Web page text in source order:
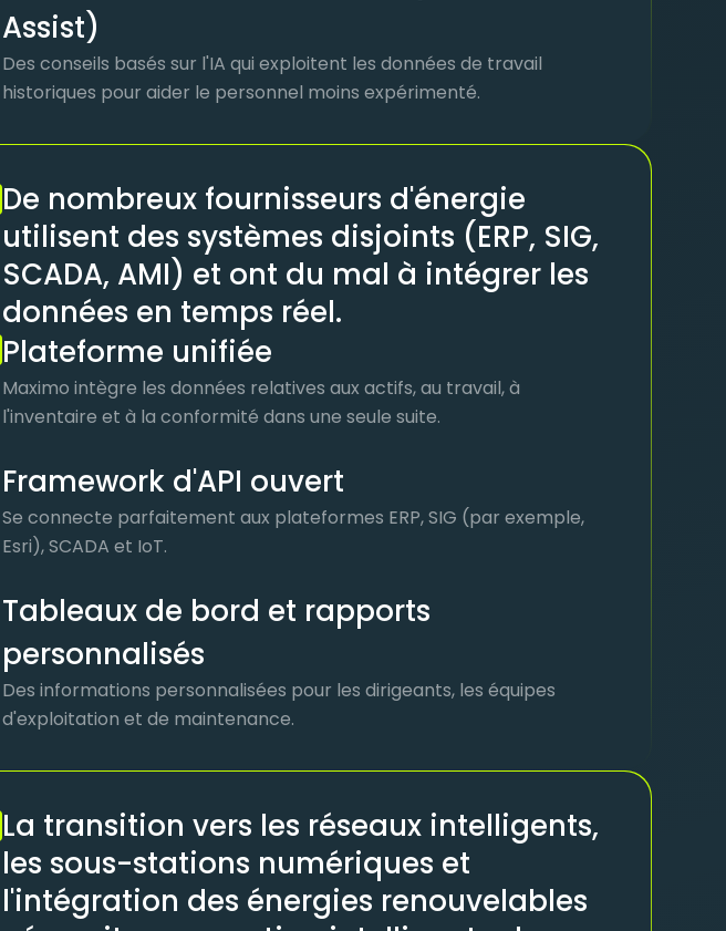
Assist)
Des conseils basés sur l'IA qui exploitent les données de travail
historiques pour aider le personnel moins expérimenté.
De nombreux fournisseurs d'énergie
utilisent des systèmes disjoints (ERP, SIG,
SCADA, AMI) et ont du mal à intégrer les
données en temps réel.
Plateforme unifiée
Maximo intègre les données relatives aux actifs, au travail, à
l'inventaire et à la conformité dans une seule suite.
Framework d'API ouvert
Se connecte parfaitement aux plateformes ERP, SIG (par exemple,
Esri), SCADA et IoT.
Tableaux de bord et rapports
personnalisés
Des informations personnalisées pour les dirigeants, les équipes
d'exploitation et de maintenance.
La transition vers les réseaux intelligents,
les sous-stations numériques et
l'intégration des énergies renouvelables